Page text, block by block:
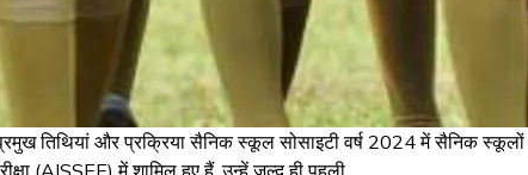
तिथियां और प्रक्रिया सैनिक स्कूल सोसाइटी वर्ष 2024 में सैनिक स्कूलों
(AISSEE) में शामिल हुए हैं, उन्हें जल्द ही पहली